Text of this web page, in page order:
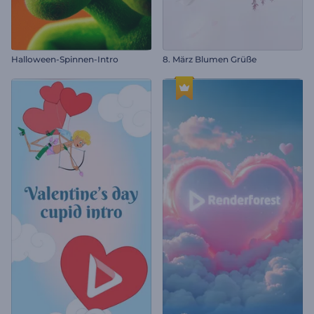
Halloween-Spinnen-Intro 8. März Blumen Grüße